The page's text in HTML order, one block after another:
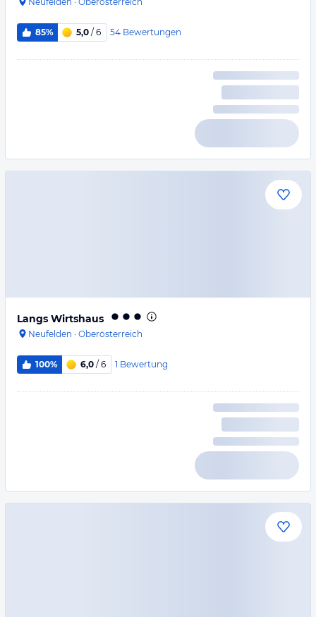
85% 5,0 / 6 54 Bewertungen
Langs Wirtshaus
Neufelden · Oberösterreich
100% 6,0 / 6 1 Bewertung